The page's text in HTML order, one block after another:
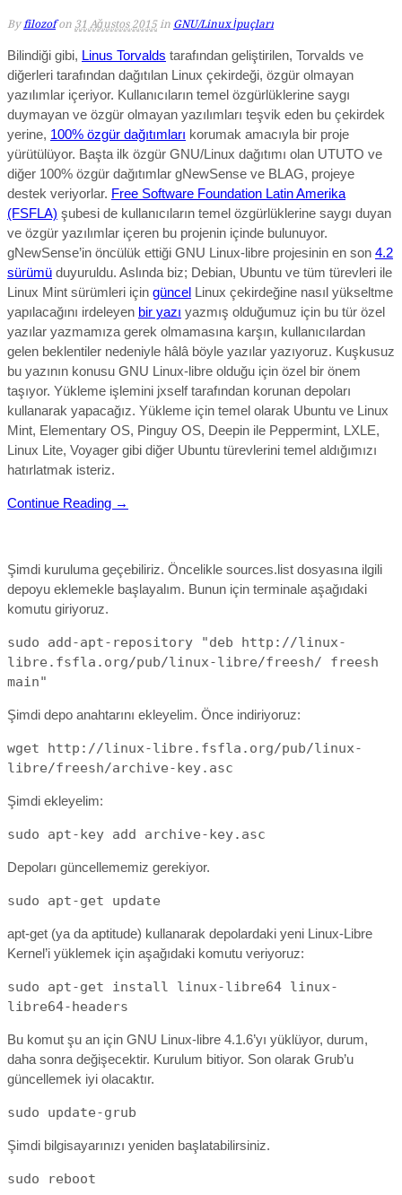
By filozof on 31 Ağustos 2015 in GNU/Linux İpuçları
Bilindiği gibi, Linus Torvalds tarafından geliştirilen, Torvalds ve
diğerleri tarafından dağıtılan Linux çekirdeği, özgür olmayan
yazılımlar içeriyor. Kullanıcıların temel özgürlüklerine saygı
duymayan ve özgür olmayan yazılımları teşvik eden bu çekirdek
yerine, 100% özgür dağıtımları korumak amacıyla bir proje
yürütülüyor. Başta ilk özgür GNU/Linux dağıtımı olan UTUTO ve
diğer 100% özgür dağıtımlar gNewSense ve BLAG, projeye
destek veriyorlar. Free Software Foundation Latin Amerika
(FSFLA) şubesi de kullanıcıların temel özgürlüklerine saygı duyan
ve özgür yazılımlar içeren bu projenin içinde bulunuyor.
gNewSense’in öncülük ettiği GNU Linux-libre projesinin en son 4.2
sürümü duyuruldu. Aslında biz; Debian, Ubuntu ve tüm türevleri ile
Linux Mint sürümleri için güncel Linux çekirdeğine nasıl yükseltme
yapılacağını irdeleyen bir yazı yazmış olduğumuz için bu tür özel
yazılar yazmamıza gerek olmamasına karşın, kullanıcılardan
gelen beklentiler nedeniyle hâlâ böyle yazılar yazıyoruz. Kuşkusuz
bu yazının konusu GNU Linux-libre olduğu için özel bir önem
taşıyor. Yükleme işlemini jxself tarafından korunan depoları
kullanarak yapacağız. Yükleme için temel olarak Ubuntu ve Linux
Mint, Elementary OS, Pinguy OS, Deepin ile Peppermint, LXLE,
Linux Lite, Voyager gibi diğer Ubuntu türevlerini temel aldığımızı
hatırlatmak isteriz.
Continue Reading →
Şimdi kuruluma geçebiliriz. Öncelikle sources.list dosyasına ilgili
depoyu eklemekle başlayalım. Bunun için terminale aşağıdaki
komutu giriyoruz.
sudo add-apt-repository "deb http://linux-
libre.fsfla.org/pub/linux-libre/freesh/ freesh
main"
Şimdi depo anahtarını ekleyelim. Önce indiriyoruz:
wget http://linux-libre.fsfla.org/pub/linux-
libre/freesh/archive-key.asc
Şimdi ekleyelim:
sudo apt-key add archive-key.asc
Depoları güncellememiz gerekiyor.
sudo apt-get update
apt-get (ya da aptitude) kullanarak depolardaki yeni Linux-Libre
Kernel’i yüklemek için aşağıdaki komutu veriyoruz:
sudo apt-get install linux-libre64 linux-
libre64-headers
Bu komut şu an için GNU Linux-libre 4.1.6’yı yüklüyor, durum,
daha sonra değişecektir. Kurulum bitiyor. Son olarak Grub’u
güncellemek iyi olacaktır.
sudo update-grub
Şimdi bilgisayarınızı yeniden başlatabilirsiniz.
sudo reboot